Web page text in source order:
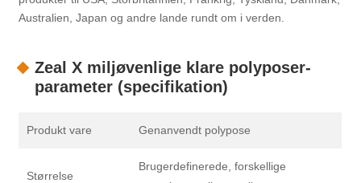
Australien, Japan og andre lande rundt om i verden.
Zeal X miljøvenlige klare polyposer-
parameter (specifikation)
Produkt vare Genanvendt polypose
Størrelse
Brugerdefinerede, forskellige